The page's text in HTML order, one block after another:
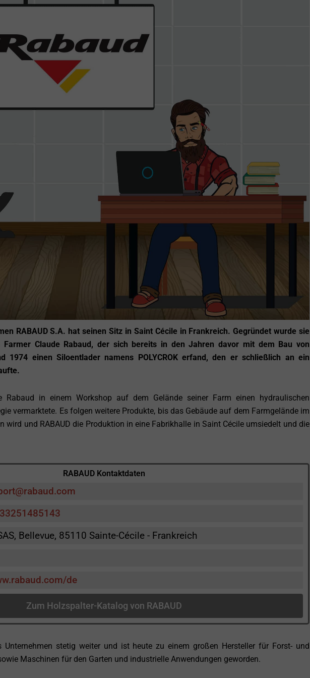
RABAUD S.A. hat seinen Sitz in Saint Cécile in Frankreich. Gegründet wurde sie
Farmer Claude Rabaud, der sich bereits in den Jahren davor mit dem Bau von
1974 einen Siloentlader namens POLYCROK erfand, den er schließlich an ein
Rabaud in einem Workshop auf dem Gelände seiner Farm einen hydraulischen
vermarktete. Es folgen weitere Produkte, bis das Gebäude auf dem Farmgelände im
wird und RABAUD die Produktion in eine Fabrikhalle in Saint Cécile umsiedelt und die
RABAUD Kontaktdaten
Bellevue, 85110 Sainte-Cécile - Frankreich
de
Zum Holzspalter-Katalog von RABAUD
stetig weiter und ist heute zu einem großen Hersteller für Forst- und
Maschinen für den Garten und industrielle Anwendungen geworden.